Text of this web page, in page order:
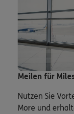
Meilen für
Nutzen Sie
More und